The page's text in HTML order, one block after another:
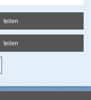
teilen
teilen